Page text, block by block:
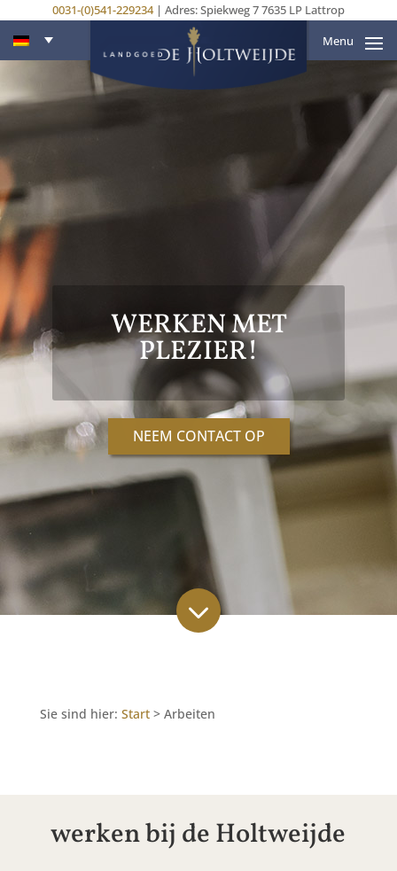
0031-(0)541-229234| Adres: Spiekweg 7 7635 LP Lattrop
Menu
WERKEN MET
PLEZIER!
NEEM CONTACT OP
3
Sie sind hier: Start> Arbeiten
werken bij de Holtweijde